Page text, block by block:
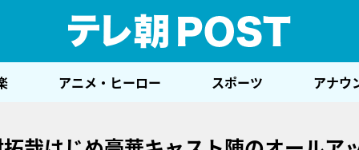
アニメ・ヒーロー スポーツ アナウ